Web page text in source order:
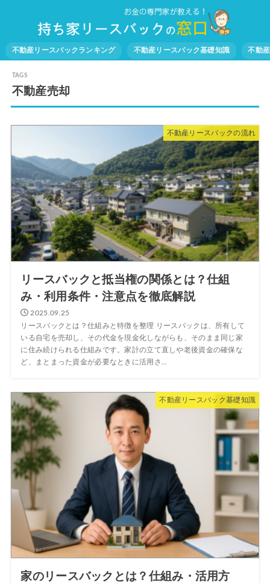
不動産リースバックランキング 不動産リースバック基礎知識 不動
不動産売却
不動産リースバックの流れ
リースバックと抵当権の関係とは？仕組
み・利用条件・注意点を徹底解説
2025.09.25
リースバックとは？仕組みと特徴を整理 リースバックは、所有して
いる自宅を売却し、その代金を現金化しながらも、そのまま同じ家
に住み続けられる仕組みです。家計の立て直しや老後資金の確保な
ど、まとまった資金が必要なときに活用さ...
不動産リースバック基礎知識
家のリースバックとは？仕組み・活用方